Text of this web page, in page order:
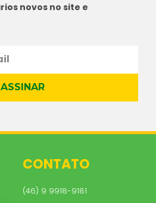
novos no site e
ASSINAR
CONTATO
(46) 9 9918-9181